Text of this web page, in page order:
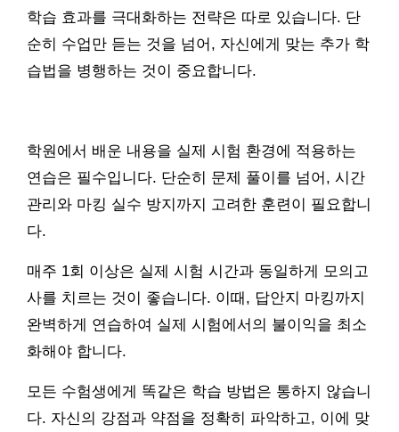
학습 효과를 극대화하는 전략은 따로 있습니다. 단
순히 수업만 듣는 것을 넘어, 자신에게 맞는 추가 학
습법을 병행하는 것이 중요합니다.
학원에서 배운 내용을 실제 시험 환경에 적용하는
연습은 필수입니다. 단순히 문제 풀이를 넘어, 시간
관리와 마킹 실수 방지까지 고려한 훈련이 필요합니
다.
매주 1회 이상은 실제 시험 시간과 동일하게 모의고
사를 치르는 것이 좋습니다. 이때, 답안지 마킹까지
완벽하게 연습하여 실제 시험에서의 불이익을 최소
화해야 합니다.
모든 수험생에게 똑같은 학습 방법은 통하지 않습니
다. 자신의 강점과 약점을 정확히 파악하고, 이에 맞